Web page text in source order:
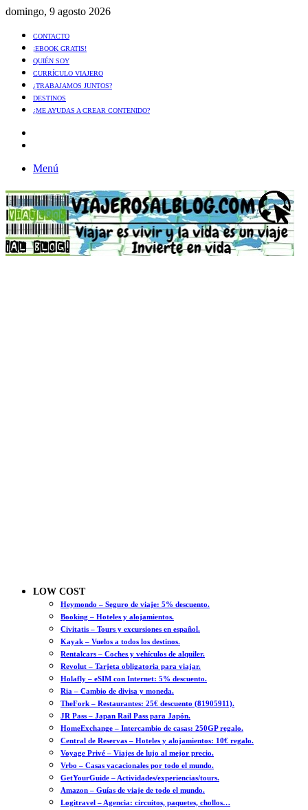
domingo, 9 agosto 2026
CONTACTO
¡EBOOK GRATIS!
QUIÉN SOY
CURRÍCULO VIAJERO
¿TRABAJAMOS JUNTOS?
DESTINOS
¿ME AYUDAS A CREAR CONTENIDO?
Menú
LOW COST
Heymondo – Seguro de viaje: 5% descuento.
Booking – Hoteles y alojamientos.
Civitatis – Tours y excursiones en español.
Kayak – Vuelos a todos los destinos.
Rentalcars – Coches y vehículos de alquiler.
Revolut – Tarjeta obligatoria para viajar.
Holafly – eSIM con Internet: 5% descuento.
Ria – Cambio de divisa y moneda.
TheFork – Restaurantes: 25€ descuento (81905911).
JR Pass – Japan Rail Pass para Japón.
HomeExchange – Intercambio de casas: 250GP regalo.
Central de Reservas – Hoteles y alojamientos: 10€ regalo.
Voyage Privé – Viajes de lujo al mejor precio.
Vrbo – Casas vacacionales por todo el mundo.
GetYourGuide – Actividades/experiencias/tours.
Amazon – Guías de viaje de todo el mundo.
Logitravel – Agencia: circuitos, paquetes, chollos…